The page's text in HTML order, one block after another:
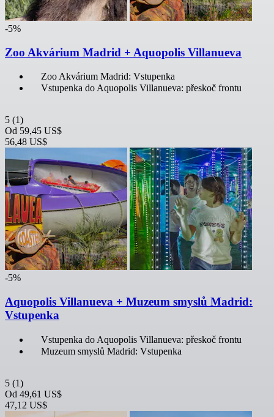
-5%
Zoo Akvárium Madrid + Aquopolis Villanueva
Zoo Akvárium Madrid: Vstupenka
Vstupenka do Aquopolis Villanueva: přeskoč frontu
5 (1)
Od 59,45 US$
56,48 US$
-5%
Aquopolis Villanueva + Muzeum smyslů Madrid:
Vstupenka
Vstupenka do Aquopolis Villanueva: přeskoč frontu
Muzeum smyslů Madrid: Vstupenka
5 (1)
Od 49,61 US$
47,12 US$